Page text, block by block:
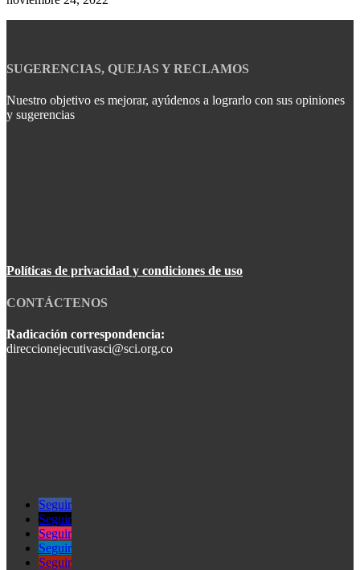
SUGERENCIAS, QUEJAS Y RECLAMOS
Nuestro objetivo es mejorar, ayúdenos a lograrlo con sus opiniones
y sugerencias
Políticas de privacidad y condiciones de uso
CONTÁCTENOS
Radicación correspondencia:
direccionejecutivasci@sci.org.co
Seguir
Seguir
Seguir
Seguir
Seguir